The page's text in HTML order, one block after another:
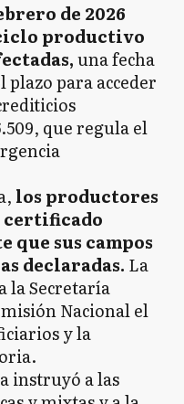
de 2026
productivo
una fecha
para acceder
que regula el
los productores
certificado
sus campos
declaradas. La
la Secretaría
Nacional el
y la
instruyó a las